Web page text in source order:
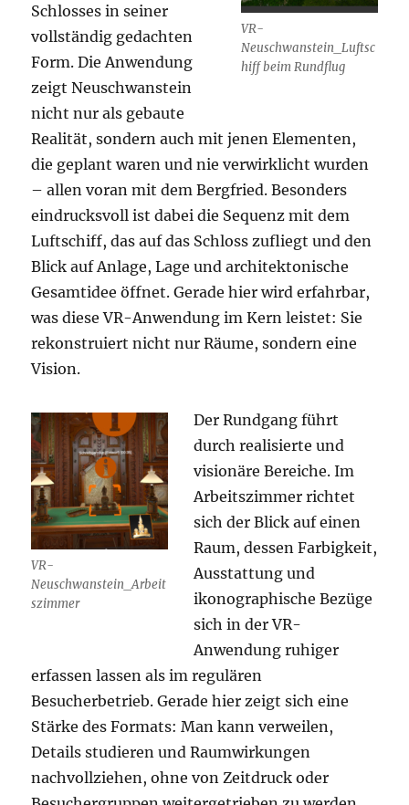
VR-
Neuschwanstein_Luftsc
hiff beim Rundflug
Schlosses in seiner
vollständig gedachten
Form. Die Anwendung
zeigt Neuschwanstein
nicht nur als gebaute
Realität, sondern auch mit jenen Elementen,
die geplant waren und nie verwirklicht wurden
– allen voran mit dem Bergfried. Besonders
eindrucksvoll ist dabei die Sequenz mit dem
Luftschiff, das auf das Schloss zufliegt und den
Blick auf Anlage, Lage und architektonische
Gesamtidee öffnet. Gerade hier wird erfahrbar,
was diese VR-Anwendung im Kern leistet: Sie
rekonstruiert nicht nur Räume, sondern eine
Vision.
VR-
Neuschwanstein_Arbeit
szimmer
Der Rundgang führt
durch realisierte und
visionäre Bereiche. Im
Arbeitszimmer richtet
sich der Blick auf einen
Raum, dessen Farbigkeit,
Ausstattung und
ikonographische Bezüge
sich in der VR-
Anwendung ruhiger
erfassen lassen als im regulären
Besucherbetrieb. Gerade hier zeigt sich eine
Stärke des Formats: Man kann verweilen,
Details studieren und Raumwirkungen
nachvollziehen, ohne von Zeitdruck oder